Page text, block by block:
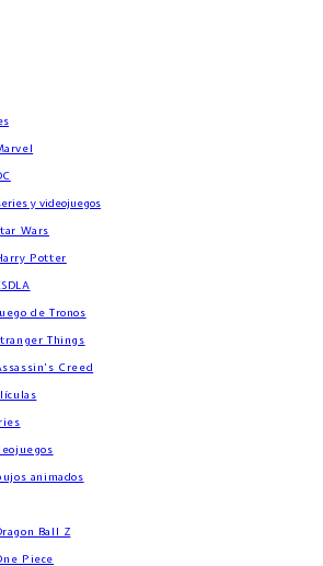
y videojuegos
Wars
Potter
de Tronos
Things
Creed
animados
Ball Z
Piece